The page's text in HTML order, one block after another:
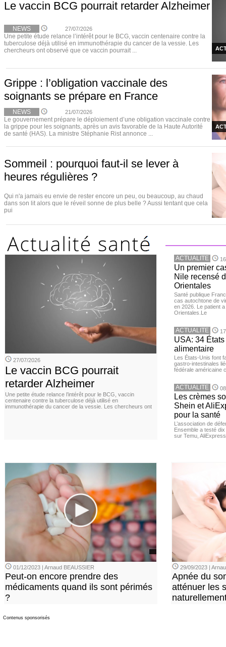
Le vaccin BCG pourrait retarder Alzheimer
NEWS 27/07/2026
Une petite étude relance l’intérêt pour le BCG, vaccin centenaire contre la
tuberculose déjà utilisé en immunothérapie du cancer de la vessie. Les
chercheurs ont observé que ce vaccin pourrait ...
Grippe : l’obligation vaccinale des
soignants se prépare en France
NEWS 21/07/2026
Le gouvernement prépare le déploiement d’une obligation vaccinale contre
la grippe pour les soignants, après un avis favorable de la Haute Autorité
de santé (HAS). La ministre Stéphanie Rist annonce ...
Sommeil : pourquoi faut-il se lever à
heures régulières ?
Qui n'a jamais eu envie de rester encore un peu, ou beaucoup, au chaud
dans son lit alors que le réveil sonne de plus belle ? Aussi tentant que cela
pui
27/07/2026
Le vaccin BCG pourrait
retarder Alzheimer
Une petite étude relance l’intérêt pour le BCG, vaccin
centenaire contre la tuberculose déjà utilisé en
immunothérapie du cancer de la vessie. Les chercheurs ont
ACTUALITE
Un premier
Nile recensé
Orientales
Santé publique
cas autochtone de
en 2026. Le patient
Orientales.Le
ACTUALITE
USA: 34
alimentaire
Les États-Unis font
gastro-intestinales
fédérale américaine
ACTUALITE
Les crèmes
Shein et
pour la santé
L’association de
Ensemble a testé
sur Temu,
01/12/2023 | Arnaud BEAUSSIER
Peut-on encore prendre des
médicaments quand ils sont périmés
?
29/09/2023 |
Apnée du
atténuer les
Contenus sponsorisés